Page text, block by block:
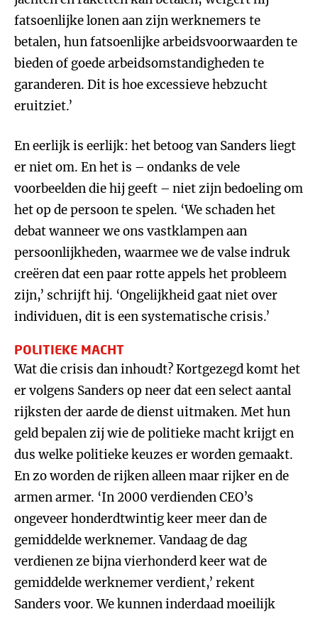
fatsoenlijke lonen aan zijn werknemers te
betalen, hun fatsoenlijke arbeidsvoorwaarden te
bieden of goede arbeidsomstandigheden te
garanderen. Dit is hoe excessieve hebzucht
eruitziet.’
En eerlijk is eerlijk: het betoog van Sanders liegt
er niet om. En het is – ondanks de vele
voorbeelden die hij geeft – niet zijn bedoeling om
het op de persoon te spelen. ‘We schaden het
debat wanneer we ons vastklampen aan
persoonlijkheden, waarmee we de valse indruk
creëren dat een paar rotte appels het probleem
zijn,’ schrijft hij. ‘Ongelijkheid gaat niet over
individuen, dit is een systematische crisis.’
POLITIEKE MACHT
Wat die crisis dan inhoudt? Kortgezegd komt het
er volgens Sanders op neer dat een select aantal
rijksten der aarde de dienst uitmaken. Met hun
geld bepalen zij wie de politieke macht krijgt en
dus welke politieke keuzes er worden gemaakt.
En zo worden de rijken alleen maar rijker en de
armen armer. ‘In 2000 verdienden CEO’s
ongeveer honderdtwintig keer meer dan de
gemiddelde werknemer. Vandaag de dag
verdienen ze bijna vierhonderd keer wat de
gemiddelde werknemer verdient,’ rekent
Sanders voor. We kunnen inderdaad moeilijk